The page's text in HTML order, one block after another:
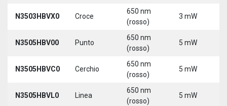
N3503HBVX0 Croce
650 nm
(rosso)
3 mW
N3505HBV00 Punto
650 nm
(rosso)
5 mW
N3505HBVC0 Cerchio
650 nm
(rosso)
5 mW
N3505HBVL0 Linea
650 nm
(rosso)
5 mW